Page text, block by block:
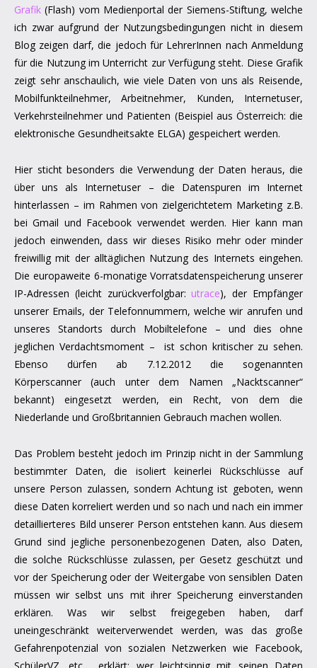
Grafik(Flash) vom Medienportal der Siemens-Stiftung, welche
ich zwar aufgrund der Nutzungsbedingungen nicht in diesem
Blog zeigen darf, die jedoch für LehrerInnen nach Anmeldung
für die Nutzung im Unterricht zur Verfügung steht. Diese Grafik
zeigt sehr anschaulich, wie viele Daten von uns als Reisende,
Mobilfunkteilnehmer, Arbeitnehmer, Kunden, Internetuser,
Verkehrsteilnehmer und Patienten (Beispiel aus Österreich: die
elektronische Gesundheitsakte ELGA) gespeichert werden.
Hier sticht besonders die Verwendung der Daten heraus, die
über uns als Internetuser – die Datenspuren im Internet
hinterlassen – im Rahmen von zielgerichtetem Marketing z.B.
bei Gmail und Facebook verwendet werden. Hier kann man
jedoch einwenden, dass wir dieses Risiko mehr oder minder
freiwillig mit der alltäglichen Nutzung des Internets eingehen.
Die europaweite 6-monatige Vorratsdatenspeicherung unserer
IP-Adressen (leicht zurückverfolgbar:utrace), der Empfänger
unserer Emails, der Telefonnummern, welche wir anrufen und
unseres Standorts durch Mobiltelefone – und dies ohne
jeglichen Verdachtsmoment – ist schon kritischer zu sehen.
Ebenso dürfen ab 7.12.2012 die sogenannten
Körperscanner (auch unter dem Namen „Nacktscanner“
bekannt) eingesetzt werden, ein Recht, von dem die
Niederlande und Großbritannien Gebrauch machen wollen.
Das Problem besteht jedoch im Prinzip nicht in der Sammlung
bestimmter Daten, die isoliert keinerlei Rückschlüsse auf
unsere Person zulassen, sondern Achtung ist geboten, wenn
diese Daten korreliert werden und so nach und nach ein immer
detaillierteres Bild unserer Person entstehen kann. Aus diesem
Grund sind jegliche personenbezogenen Daten, also Daten,
die solche Rückschlüsse zulassen, per Gesetz geschützt und
vor der Speicherung oder der Weitergabe von sensiblen Daten
müssen wir selbst uns mit ihrer Speicherung einverstanden
erklären. Was wir selbst freigegeben haben, darf
uneingeschränkt weiterverwendet werden, was das große
Gefahrenpotenzial von sozialen Netzwerken wie Facebook,